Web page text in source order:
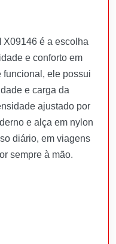
X09146 é a escolha
e conforto em
funcional, ele possui
e carga da
ajustado por
e alça em nylon
diário, em viagens
sempre à mão.